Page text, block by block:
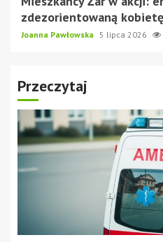
zdezorientowaną kobietę
Joanna Pawłowska 5 lipca 2026
Przeczytaj